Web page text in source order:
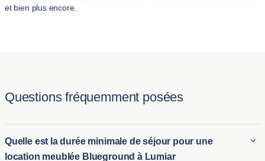
et bien plus encore.
Questions fréquemment posées
Quelle est la durée minimale de séjour pour une
location meublée Blueground à Lumiar